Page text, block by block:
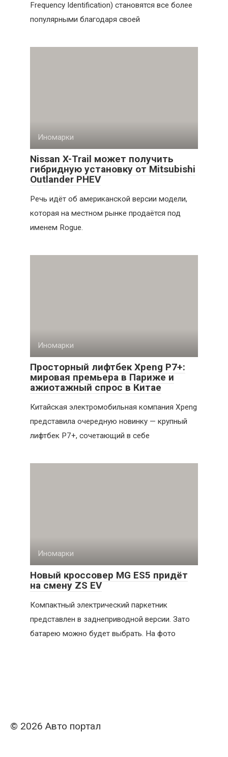
Frequency Identification) становятся все более
популярными благодаря своей
Иномарки
Nissan X-Trail может получить
гибридную установку от Mitsubishi
Outlander PHEV
Речь идёт об американской версии модели,
которая на местном рынке продаётся под
именем Rogue.
Иномарки
Просторный лифтбек Xpeng P7+:
мировая премьера в Париже и
ажиотажный спрос в Китае
Китайская электромобильная компания Xpeng
представила очередную новинку — крупный
лифтбек P7+, сочетающий в себе
Иномарки
Новый кроссовер MG ES5 придёт
на смену ZS EV
Компактный электрический паркетник
представлен в заднеприводной версии. Зато
батарею можно будет выбрать. На фото
© 2026 Авто портал